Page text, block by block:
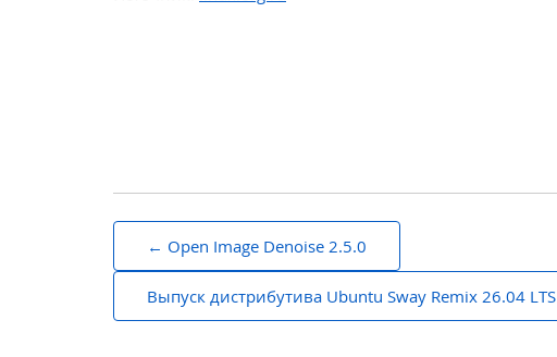
Навигация
по
записям
Open Image Denoise 2.5.0
Выпуск дистрибутива Ubuntu Sway Remix 26.04 LTS